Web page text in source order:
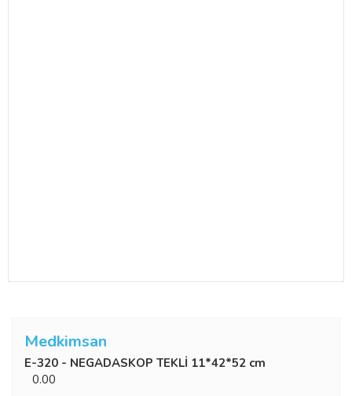
Medkimsan
E-320 - NEGADASKOP TEKLİ 11*42*52 cm
0.00